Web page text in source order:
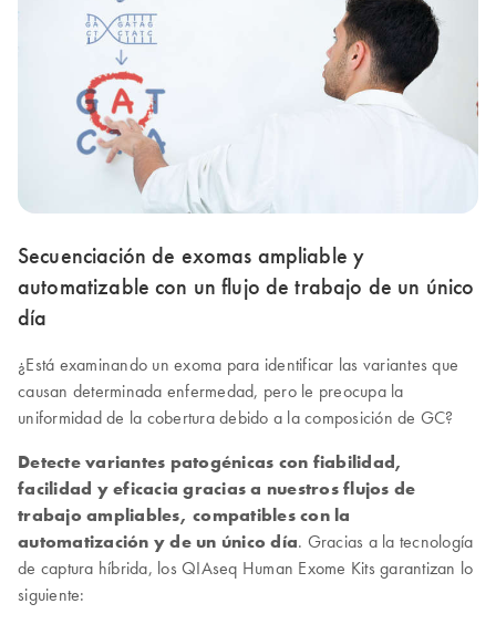
Secuenciación de exomas ampliable y
automatizable con un flujo de trabajo de un único
día
¿Está examinando un exoma para identificar las variantes que
causan determinada enfermedad, pero le preocupa la
uniformidad de la cobertura debido a la composición de GC?
Detecte variantes patogénicas con fiabilidad,
facilidad y eficacia gracias a nuestros flujos de
trabajo ampliables, compatibles con la
automatización y de un único día. Gracias a la tecnología
de captura híbrida, los QIAseq Human Exome Kits garantizan lo
siguiente: